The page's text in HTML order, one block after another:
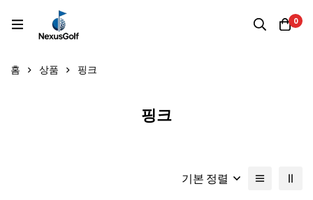
0
홈 상품 핑크
핑크
기본 정렬